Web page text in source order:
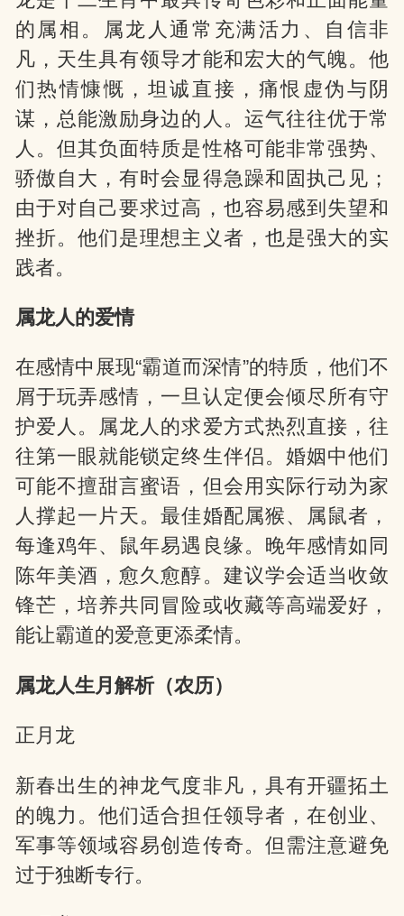
的属相。属龙人通常充满活力、自信非
凡，天生具有领导才能和宏大的气魄。他
们热情慷慨，坦诚直接，痛恨虚伪与阴
谋，总能激励身边的人。运气往往优于常
人。但其负面特质是性格可能非常强势、
骄傲自大，有时会显得急躁和固执己见；
由于对自己要求过高，也容易感到失望和
挫折。他们是理想主义者，也是强大的实
践者。
属龙人的爱情
在感情中展现“霸道而深情”的特质，他们不
屑于玩弄感情，一旦认定便会倾尽所有守
护爱人。属龙人的求爱方式热烈直接，往
往第一眼就能锁定终生伴侣。婚姻中他们
可能不擅甜言蜜语，但会用实际行动为家
人撑起一片天。最佳婚配属猴、属鼠者，
每逢鸡年、鼠年易遇良缘。晚年感情如同
陈年美酒，愈久愈醇。建议学会适当收敛
锋芒，培养共同冒险或收藏等高端爱好，
能让霸道的爱意更添柔情。
属龙人生月解析（农历）
正月龙
新春出生的神龙气度非凡，具有开疆拓土
的魄力。他们适合担任领导者，在创业、
军事等领域容易创造传奇。但需注意避免
过于独断专行。